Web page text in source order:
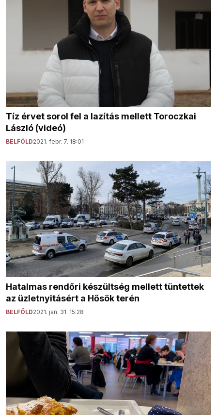
Tíz érvet sorol fel a lazítás mellett Toroczkai
László (videó)
BELFÖLD2021. febr. 7. 18:01
Hatalmas rendőri készültség mellett tüntettek
az üzletnyitásért a Hősök terén
BELFÖLD2021. jan. 31. 15:28